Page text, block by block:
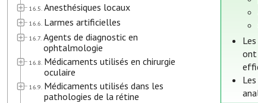
16.5. Anesthésiques locaux
16.6. Larmes artificielles
16.7. Agents de diagnostic en
ophtalmologie
16.8. Médicaments utilisés en chirurgie
oculaire
16.9. Médicaments utilisés dans les
pathologies de la rétine
ont